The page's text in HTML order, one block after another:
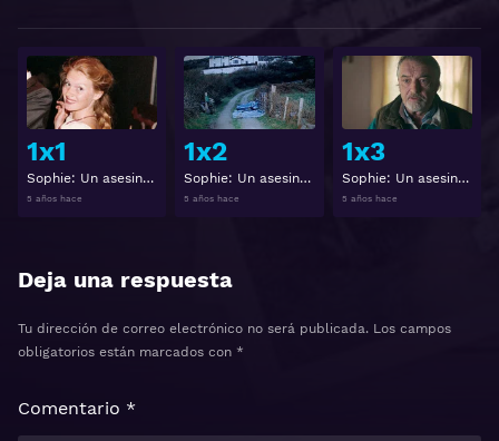
1x1
Sophie: Un asesinato en West Cork 1x1
5 años hace
Ver
1x2
Sophie: Un asesinato en West Cork 1x2
5 años hace
Ver
1x3
Sophie: Un asesinato en West Cork 1x3
5 años hace
Deja una respuesta
Tu dirección de correo electrónico no será publicada. Los campos
obligatorios están marcados con *
Comentario *